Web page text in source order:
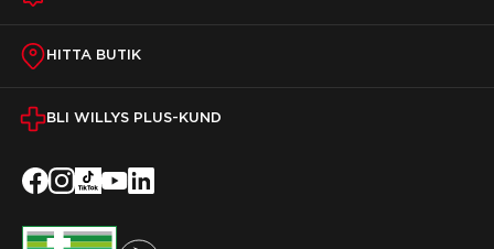
HITTA BUTIK
BLI WILLYS PLUS-KUND